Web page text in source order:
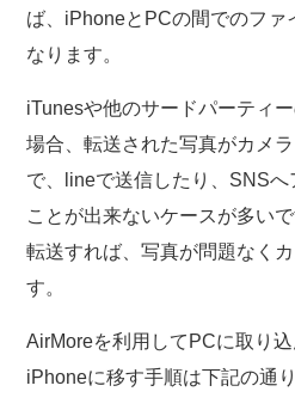
ば、iPhoneとPCの間でのファ
なります。
iTunesや他のサードパーティ
場合、転送された写真がカメ
で、lineで送信したり、SNS
ことが出来ないケースが多い
転送すれば、写真が問題なく
す。
AirMoreを利用してPCに取り
iPhoneに移す手順は下記の通り